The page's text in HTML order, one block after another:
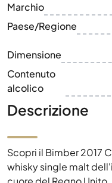
Marchio
Paese/Regione
Dimensione
Contenuto
alcolico
Descrizione
Scopri il Bimber 2017
whisky single malt